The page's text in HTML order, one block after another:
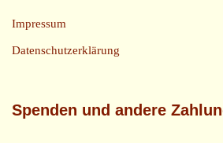
Impressum
Datenschutzerklärung
Spenden und andere